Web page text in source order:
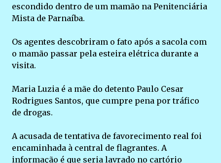
escondido dentro de um mamão na Penitenciária
Mista de Parnaíba.
Os agentes descobriram o fato após a sacola com
o mamão passar pela esteira elétrica durante a
visita.
Maria Luzia é a mãe do detento Paulo Cesar
Rodrigues Santos, que cumpre pena por tráfico
de drogas.
A acusada de tentativa de favorecimento real foi
encaminhada à central de flagrantes. A
informação é que seria lavrado no cartório